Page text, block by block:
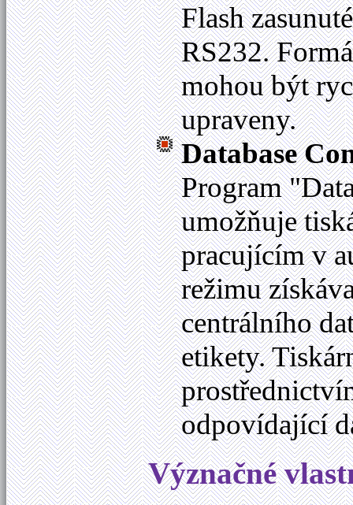
Flash
RS232.
mohou být
upraveny.
Database
Program
umožňuje
pracujícím v
režimu
centrálního
etikety.
odpovídající
Význačné